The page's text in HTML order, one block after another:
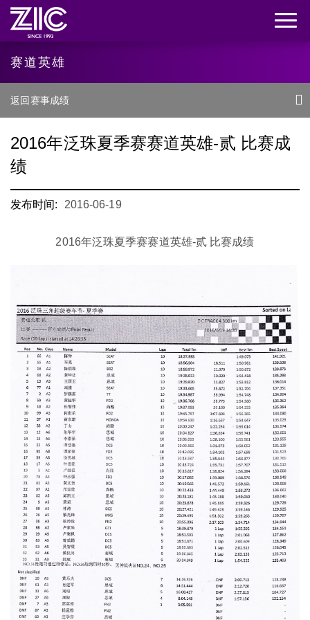
赛道英雄
返回赛事成绩
2016年泛珠夏季赛赛道英雄-贰 比赛成
绩
发布时间: 2016-06-19
2016年泛珠夏季赛赛道英雄-贰 比赛成绩